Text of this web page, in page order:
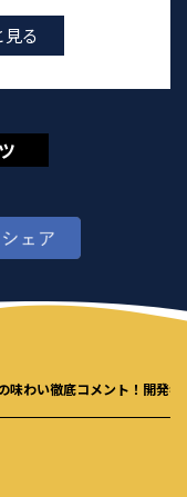
る
味わい徹底コメント！開発